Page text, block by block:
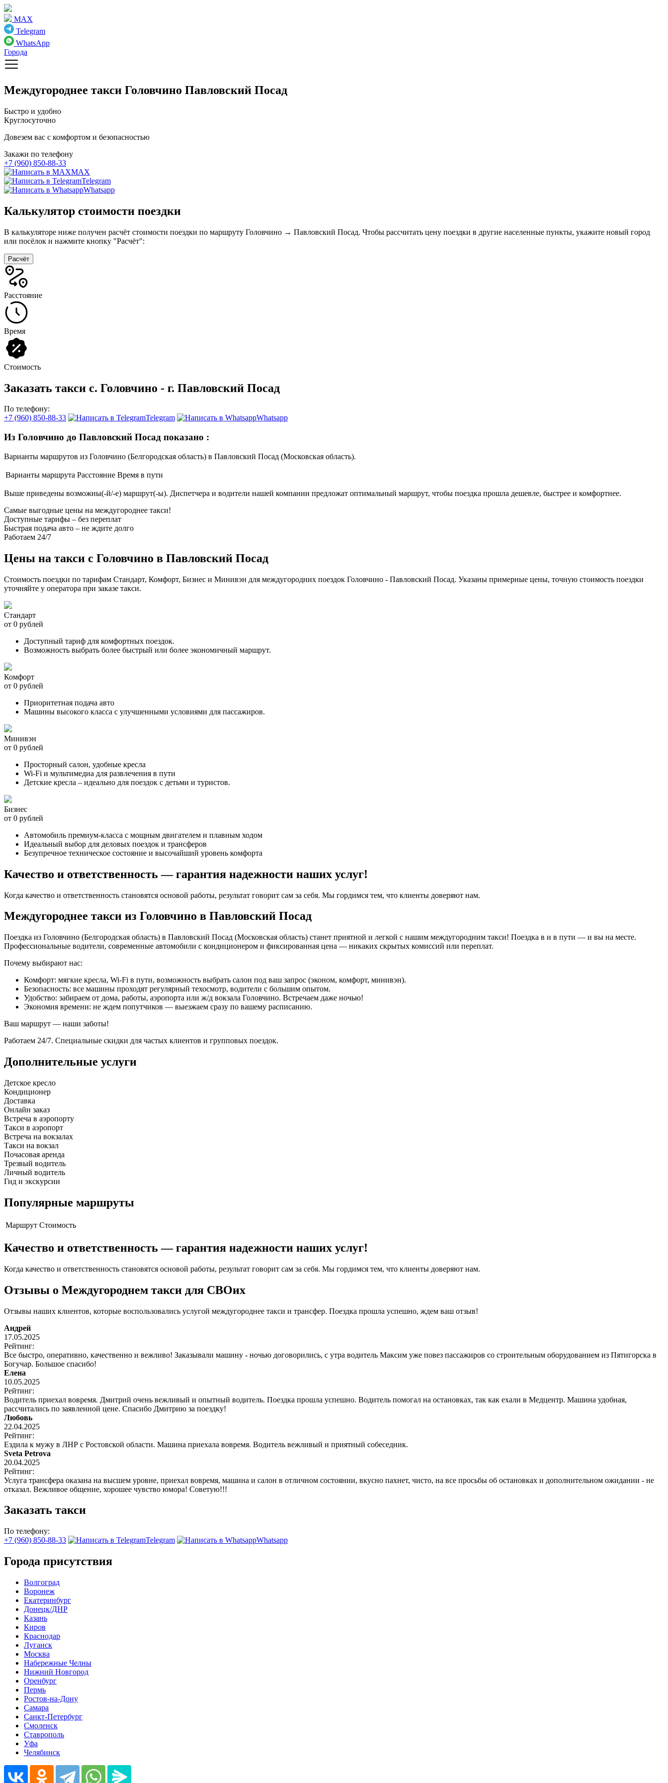
MAX
Telegram
WhatsApp
Города
Междугороднее такси Головчино Павловский Посад
Быстро и удобно
Круглосуточно
Довезем вас с комфортом и безопасностью
Закажи по телефону
+7 (960) 850-88-33
MAX
Telegram
Whatsapp
Калькулятор стоимости поездки
В калькуляторе ниже получен расчёт стоимости поездки по маршруту Головчино → Павловский Посад. Чтобы рассчитать цену поездки в другие населенные пункты, укажите новый город
или посёлок и нажмите кнопку "Расчёт":
Расчёт
Расстояние
Время
Стоимость
Заказать такси с. Головчино - г. Павловский Посад
По телефону:
+7 (960) 850-88-33
Telegram Whatsapp
Из Головчино до Павловский Посад показано :
Варианты маршрутов из Головчино (Белгородская область) в Павловский Посад (Московская область).
Варианты маршрута Расстояние Время в пути
Выше приведены возможны(-й/-е) маршрут(-ы). Диспетчера и водители нашей компании предложат оптимальный маршрут, чтобы поездка прошла дешевле, быстрее и комфортнее.
Самые выгодные цены на междугороднее такси!
Доступные тарифы – без переплат
Быстрая подача авто – не ждите долго
Работаем 24/7
Цены на такси с Головчино в Павловский Посад
Стоимость поездки по тарифам Стандарт, Комфорт, Бизнес и Минивэн для междугородних поездок Головчино - Павловский Посад. Указаны примерные цены, точную стоимость поездки
уточняйте у оператора при заказе такси.
Стандарт
от 0 рублей
Доступный тариф для комфортных поездок.
Возможность выбрать более быстрый или более экономичный маршрут.
Комфорт
от 0 рублей
Приоритетная подача авто
Машины высокого класса с улучшенными условиями для пассажиров.
Минивэн
от 0 рублей
Просторный салон, удобные кресла
Wi-Fi и мультимедиа для развлечения в пути
Детские кресла – идеально для поездок с детьми и туристов.
Бизнес
от 0 рублей
Автомобиль премиум-класса с мощным двигателем и плавным ходом
Идеальный выбор для деловых поездок и трансферов
Безупречное техническое состояние и высочайший уровень комфорта
Качество и ответственность — гарантия надежности наших услуг!
Когда качество и ответственность становятся основой работы, результат говорит сам за себя. Мы гордимся тем, что клиенты доверяют нам.
Междугороднее такси из Головчино в Павловский Посад
Поездка из Головчино (Белгородская область) в Павловский Посад (Московская область) станет приятной и легкой с нашим междугородним такси! Поездка в и в пути — и вы на месте.
Профессиональные водители, современные автомобили с кондиционером и фиксированная цена — никаких скрытых комиссий или переплат.
Почему выбирают нас:
Комфорт: мягкие кресла, Wi-Fi в пути, возможность выбрать салон под ваш запрос (эконом, комфорт, минивэн).
Безопасность: все машины проходят регулярный техосмотр, водители с большим опытом.
Удобство: забираем от дома, работы, аэропорта или ж/д вокзала Головчино. Встречаем даже ночью!
Экономия времени: не ждем попутчиков — выезжаем сразу по вашему расписанию.
Ваш маршрут — наши заботы!
Работаем 24/7. Специальные скидки для частых клиентов и групповых поездок.
Дополнительные услуги
Детское кресло
Кондиционер
Доставка
Онлайн заказ
Встреча в аэропорту
Такси в аэропорт
Встреча на вокзалах
Такси на вокзал
Почасовая аренда
Трезвый водитель
Личный водитель
Гид и экскурсии
Популярные маршруты
Маршрут Стоимость
Качество и ответственность — гарантия надежности наших услуг!
Когда качество и ответственность становятся основой работы, результат говорит сам за себя. Мы гордимся тем, что клиенты доверяют нам.
Отзывы о Междугороднем такси для СВОих
Отзывы наших клиентов, которые воспользовались услугой междугороднее такси и трансфер. Поездка прошла успешно, ждем ваш отзыв!
Андрей
17.05.2025
Рейтинг:
Все быстро, оперативно, качественно и вежливо! Заказывали машину - ночью договорились, с утра водитель Максим уже повез пассажиров со строительным оборудованием из Пятигорска в
Богучар. Большое спасибо!
Елена
10.05.2025
Рейтинг:
Водитель приехал вовремя. Дмитрий очень вежливый и опытный водитель. Поездка прошла успешно. Водитель помогал на остановках, так как ехали в Медцентр. Машина удобная,
рассчитались по заявленной цене. Спасибо Дмитрию за поездку!
Любовь
22.04.2025
Рейтинг:
Ездила к мужу в ЛНР с Ростовской области. Машина приехала вовремя. Водитель вежливый и приятный собеседник.
Sveta Petrova
20.04.2025
Рейтинг:
Услуга трансфера оказана на высшем уровне, приехал вовремя, машина и салон в отличном состоянии, вкусно пахнет, чисто, на все просьбы об остановках и дополнительном ожидании - не
отказал. Вежливое общение, хорошее чувство юмора! Советую!!!
Заказать такси
По телефону:
+7 (960) 850-88-33
Telegram Whatsapp
Города присутствия
Волгоград
Воронеж
Екатеринбург
Донецк/ДНР
Казань
Киров
Краснодар
Луганск
Москва
Набережные Челны
Нижний Новгород
Оренбург
Пермь
Ростов-на-Дону
Самара
Санкт-Петербург
Смоленск
Ставрополь
Уфа
Челябинск